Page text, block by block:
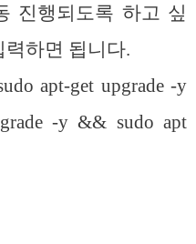
진행되도록 하고 싶
력하면 됩니다.
apt-get upgrade -y
-y && sudo apt